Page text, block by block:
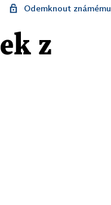
Odemknout známému
z